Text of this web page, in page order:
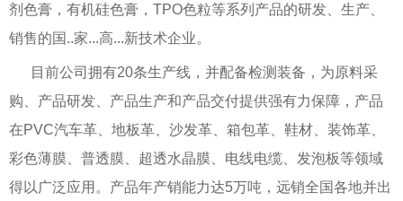
剂色膏，有机硅色膏，TPO色粒等系列产品的研发、生产、
销售的国..家...高...新技术企业。
目前公司拥有20条生产线，并配备检测装备，为原料采
购、产品研发、产品生产和产品交付提供强有力保障，产品
在PVC汽车革、地板革、沙发革、箱包革、鞋材、装饰革、
彩色薄膜、普透膜、超透水晶膜、电线电缆、发泡板等领域
得以广泛应用。产品年产销能力达5万吨，远销全国各地并出